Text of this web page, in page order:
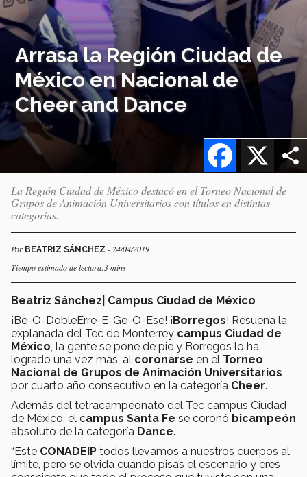
Arrasa la Región Ciudad de
México en Nacional de
Cheer and Dance
X
Facebook
La Región Ciudad de México destacó en el Torneo Nacional de
Grupos de Animación Universitarios con títulos en distintas
categorías.
Por BEATRIZ SÁNCHEZ - 24/04/2019
Tiempo estimado de lectura:3 mins
Beatriz Sánchez| Campus Ciudad de México
¡Be-O-DobleErre-E-Ge-O-Ese! ¡Borregos! Resuena la
explanada del Tec de Monterrey campus Ciudad de
México , la gente se pone de pie y Borregos lo ha
logrado una vez más, al coronarse en el Torneo
Nacional de Grupos de Animación Universitarios
por cuarto año consecutivo en la categoría Cheer.
Además del tetracampeonato del Tec campus Ciudad
de México, el campus Santa Fe se coronó bicampeón
absoluto de la categoría Dance.
“Este CONADEIP todos llevamos a nuestros cuerpos al
límite, pero se olvida cuando pisas el escenario y eres